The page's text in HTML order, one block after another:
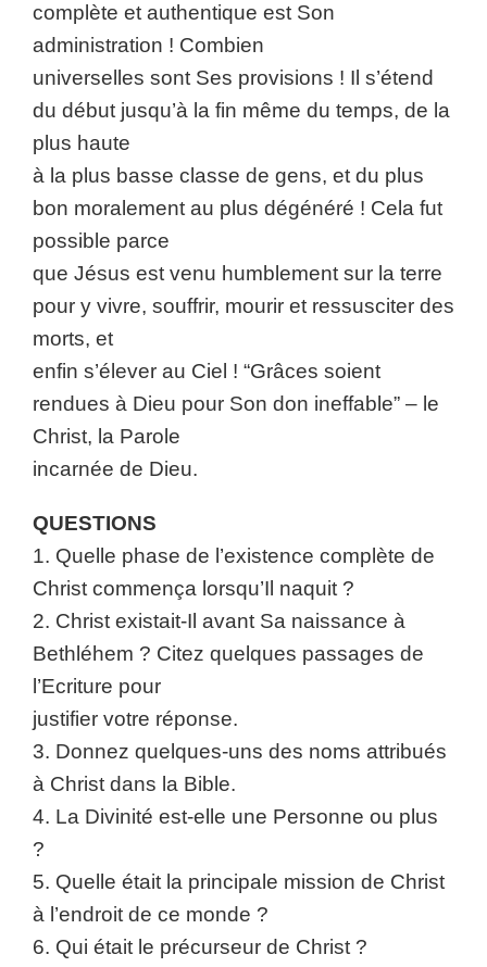
complète et authentique est Son
administration ! Combien
universelles sont Ses provisions ! Il s’étend
du début jusqu’à la fin même du temps, de la
plus haute
à la plus basse classe de gens, et du plus
bon moralement au plus dégénéré ! Cela fut
possible parce
que Jésus est venu humblement sur la terre
pour y vivre, souffrir, mourir et ressusciter des
morts, et
enfin s’élever au Ciel ! “Grâces soient
rendues à Dieu pour Son don ineffable” – le
Christ, la Parole
incarnée de Dieu.
QUESTIONS
1. Quelle phase de l’existence complète de
Christ commença lorsqu’Il naquit ?
2. Christ existait-Il avant Sa naissance à
Bethléhem ? Citez quelques passages de
l’Ecriture pour
justifier votre réponse.
3. Donnez quelques-uns des noms attribués
à Christ dans la Bible.
4. La Divinité est-elle une Personne ou plus
?
5. Quelle était la principale mission de Christ
à l’endroit de ce monde ?
6. Qui était le précurseur de Christ ?